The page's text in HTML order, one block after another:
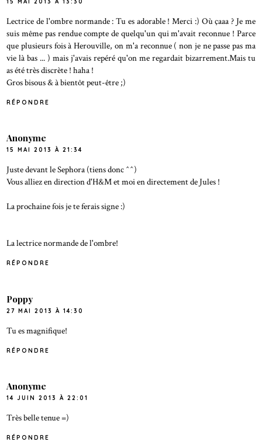
Lectrice de l'ombre normande : Tu es adorable ! Merci :) Où çaaa ? Je me
suis même pas rendue compte de quelqu'un qui m'avait reconnue ! Parce
que plusieurs fois à Herouville, on m'a reconnue ( non je ne passe pas ma
vie là bas ... ) mais j'avais repéré qu'on me regardait bizarrement.Mais tu
as été très discrète ! haha !
Gros bisous & à bientôt peut-être ;)
RÉPONDRE
Anonyme
15 MAI 2013 À 21:34
Juste devant le Sephora (tiens donc ^^)
Vous alliez en direction d'H&M et moi en directement de Jules !
La prochaine fois je te ferais signe :)
La lectrice normande de l'ombre!
RÉPONDRE
Poppy
27 MAI 2013 À 14:30
Tu es magnifique!
RÉPONDRE
Anonyme
14 JUIN 2013 À 22:01
Très belle tenue =)
RÉPONDRE